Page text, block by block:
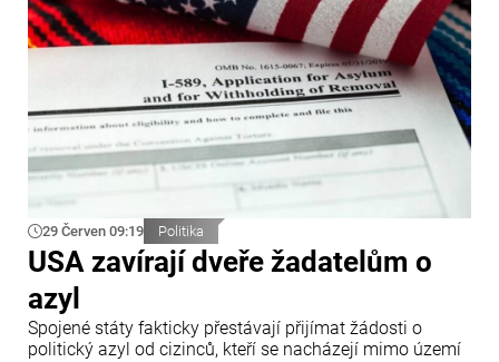
29 Červen 09:19 Politika
USA zavírají dveře žadatelům o
azyl
Spojené státy fakticky přestávají přijímat žádosti o
politický azyl od cizinců, kteří se nacházejí mimo území